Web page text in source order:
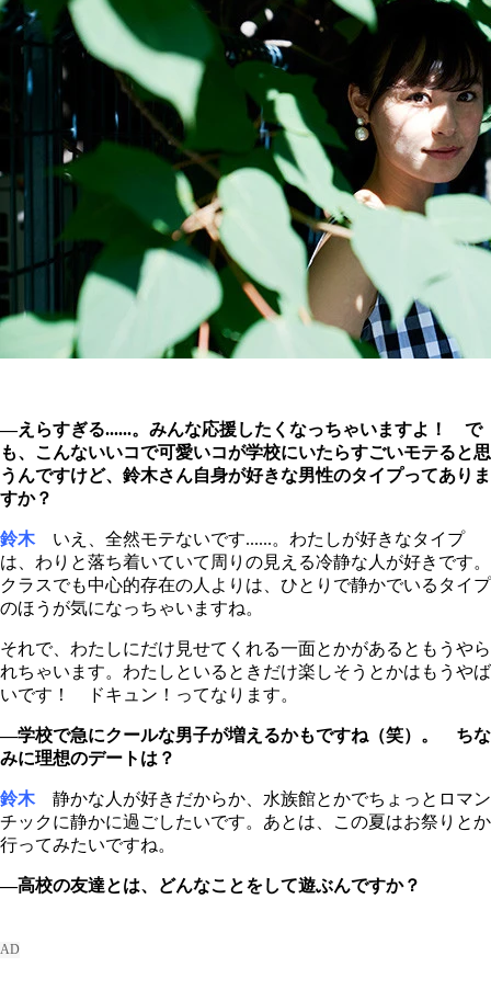
―えらすぎる......。みんな応援したくなっちゃいますよ！ で
も、こんないいコで可愛いコが学校にいたらすごいモテると思
うんですけど、鈴木さん自身が好きな男性のタイプってありま
すか？
鈴木いえ、全然モテないです......。わたしが好きなタイプ
は、わりと落ち着いていて周りの見える冷静な人が好きです。
クラスでも中心的存在の人よりは、ひとりで静かでいるタイプ
のほうが気になっちゃいますね。
それで、わたしにだけ見せてくれる一面とかがあるともうやら
れちゃいます。わたしといるときだけ楽しそうとかはもうやば
いです！ ドキュン！ってなります。
―学校で急にクールな男子が増えるかもですね（笑）。 ちな
みに理想のデートは？
鈴木静かな人が好きだからか、水族館とかでちょっとロマン
チックに静かに過ごしたいです。あとは、この夏はお祭りとか
行ってみたいですね。
―高校の友達とは、どんなことをして遊ぶんですか？